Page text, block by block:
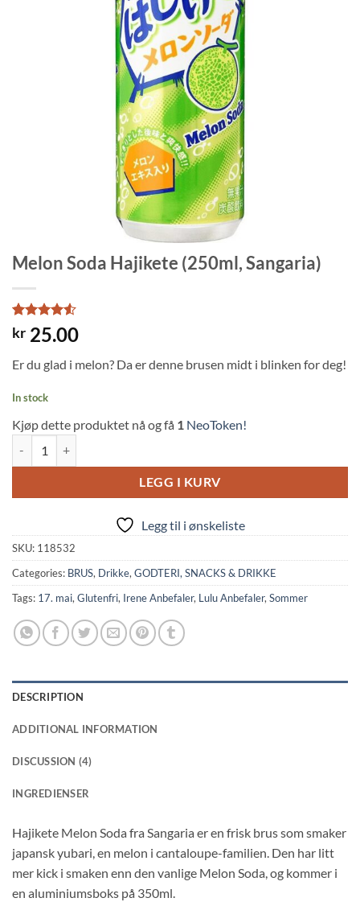
Melon Soda Hajikete (250ml, Sangaria)
Rated4.5
out of 5
4
customer
kr 25.00
Er du glad i melon? Da er denne brusen midt i blinken for deg!
In stock
Kjøp dette produktet nå og få 1 NeoToken!
LEGG I KURV
Legg til i ønskeliste
SKU: 118532
Categories: BRUS, Drikke, GODTERI, SNACKS & DRIKKE
Tags: 17. mai, Glutenfri, Irene Anbefaler, Lulu Anbefaler, Sommer
DESCRIPTION
ADDITIONAL INFORMATION
DISCUSSION (4)
INGREDIENSER
Hajikete Melon Soda fra Sangaria er en frisk brus som smaker
japansk yubari, en melon i cantaloupe-familien. Den har litt
mer kick i smaken enn den vanlige Melon Soda, og kommer i
en aluminiumsboks på 350ml.